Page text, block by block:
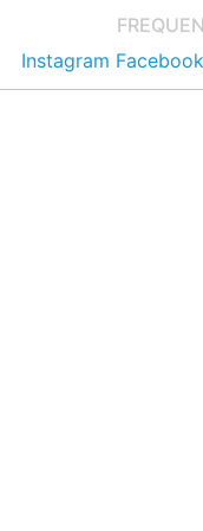
Instagram Facebook